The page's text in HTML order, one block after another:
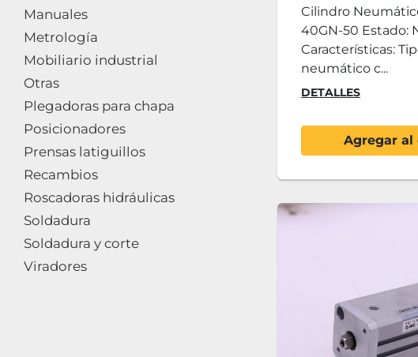
Manuales
Metrología
Mobiliario industrial
Otras
Plegadoras para chapa
Posicionadores
Prensas latiguillos
Recambios
Roscadoras hidráulicas
Soldadura
Soldadura y corte
Viradores
Cilindro
40GN-50 Estado:
Características:
neumático c...
DETALLES
Agregar al